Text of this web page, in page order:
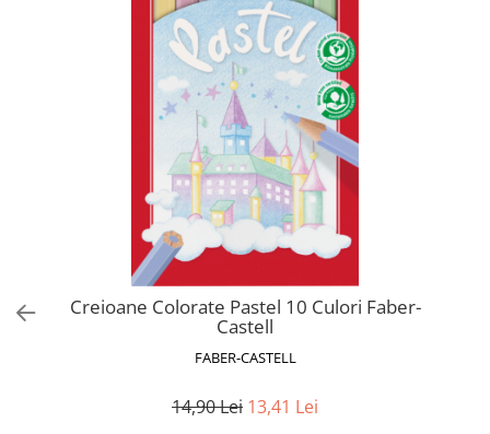
Suporturi și organizatoare de birou
Caiete Matematica
Caiete Studențești
Creioane Colorate Pastel 10 Culori Faber-
Castell
FABER-CASTELL
14,90 Lei 13,41 Lei